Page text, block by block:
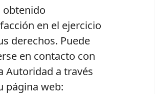
obtenido
en el ejercicio
derechos. Puede
en contacto con
Autoridad a través
página web: